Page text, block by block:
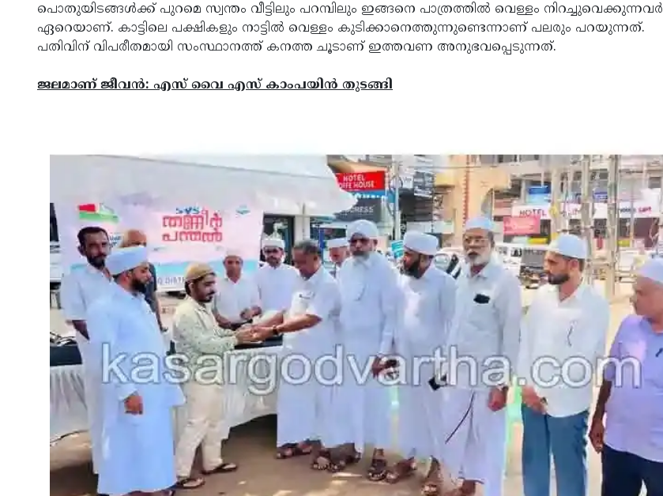
പൊതുയിടങ്ങള്‍ക്ക് പുറമെ സ്വന്തം വീട്ടിലും പറമ്പിലും ഇങ്ങനെ പാത്രത്തില്‍ വെള്ളം നിറച്ചുവെക്കുന്നവര്‍
ഏറെയാണ്. കാട്ടിലെ പക്ഷികളും നാട്ടില്‍ വെള്ളം കുടിക്കാനെത്തുന്നുണ്ടെന്നാണ് പലരും പറയുന്നത്.
പതിവിന് വിപരീതമായി സംസ്ഥാനത്ത് കനത്ത ചൂടാണ് ഇത്തവണ അനുഭവപ്പെടുന്നത്.
ജലമാണ് ജീവന്‍: എസ് വൈ എസ് കാംപയിന്‍ തുടങ്ങി